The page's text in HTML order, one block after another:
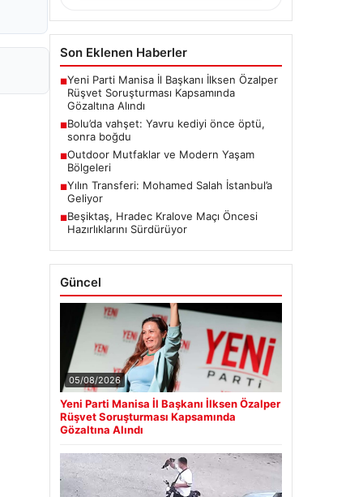
Son Eklenen Haberler
■Yeni Parti Manisa İl Başkanı İlksen Özalper
Rüşvet Soruşturması Kapsamında
Gözaltına Alındı
■Bolu’da vahşet: Yavru kediyi önce öptü,
sonra boğdu
■Outdoor Mutfaklar ve Modern Yaşam
Bölgeleri
■Yılın Transferi: Mohamed Salah İstanbul’a
Geliyor
■Beşiktaş, Hradec Kralove Maçı Öncesi
Hazırlıklarını Sürdürüyor
Güncel
05/08/2026
Yeni Parti Manisa İl Başkanı İlksen Özalper
Rüşvet Soruşturması Kapsamında
Gözaltına Alındı